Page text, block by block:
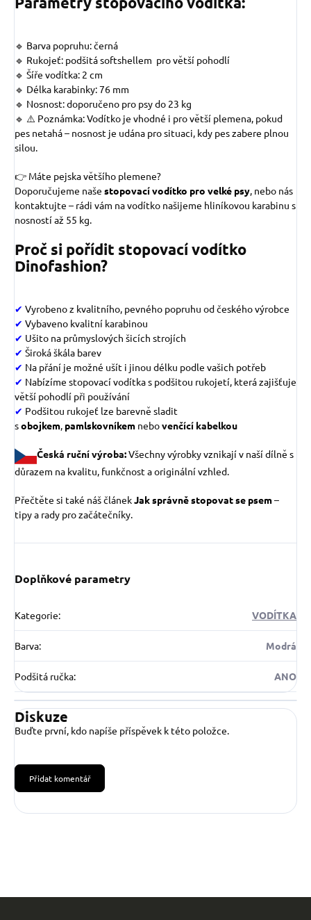
🔹 Barva popruhu: černá
🔹 Rukojeť: podšitá softshellem pro větší pohodlí
🔹 Šíře vodítka: 2 cm
🔹 Délka karabinky: 76 mm
🔹 Nosnost: doporučeno pro psy do 23 kg
🔹 ⚠️ Poznámka: Vodítko je vhodné i pro větší plemena, pokud
pes netahá – nosnost je udána pro situaci, kdy pes zabere plnou
silou.
👉 Máte pejska většího plemene?
Doporučujeme naše stopovací vodítko pro velké psy, nebo nás
kontaktujte – rádi vám na vodítko našijeme hliníkovou karabinu s
nosností až 55 kg.
Proč si pořídit stopovací vodítko
Dinofashion?
✔ Vyrobeno z kvalitního, pevného popruhu od českého výrobce
✔ Vybaveno kvalitní karabinou
✔ Ušito na průmyslových šicích strojích
✔ Široká škála barev
✔ Na přání je možné ušít i jinou délku podle vašich potřeb
✔ Nabízíme stopovací vodítka s podšitou rukojetí, která zajišťuje
větší pohodlí při používání
✔ Podšitou rukojeť lze barevně sladit
sobojkem, pamlskovníkem nebovenčící kabelkou
Česká ruční výroba:Všechny výrobky vznikají v naší dílně s
důrazem na kvalitu, funkčnost a originální vzhled.
Přečtěte si také náš článekJak správně stopovat se psem–
tipy a rady pro začátečníky.
Doplňkové parametry
Kategorie: VODÍTKA
Barva: Modrá
Podšitá ručka: ANO
Diskuze
Buďte první, kdo napíše příspěvek k této položce.
Přidat komentář